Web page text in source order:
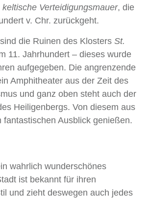
keltische Verteidigungsmauer, die
v. Chr. zurückgeht.
die Ruinen des Klosters St.
11. Jahrhundert – dieses wurde
aufgegeben. Die angrenzende
Amphitheater aus der Zeit des
und ganz oben steht auch der
Heiligenbergs. Von diesem aus
fantastischen Ausblick genießen.
wahrlich wunderschönes
ist bekannt für ihren
und zieht deswegen auch jedes